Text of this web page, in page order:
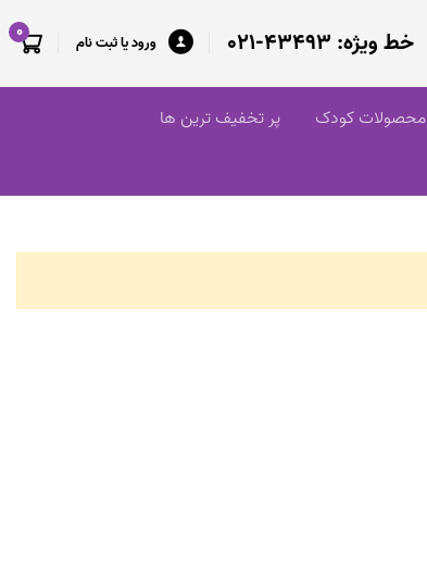
خط ویژه: 43493-021 ورود یا ثبت نام 0
محصولات کودک
پر تخفیف ترین ها